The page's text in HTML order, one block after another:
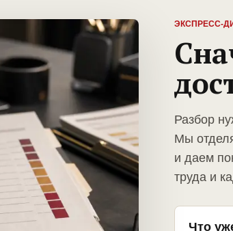
ЭКСПРЕСС-
Разбор
Мы
и даем
труда и
Что